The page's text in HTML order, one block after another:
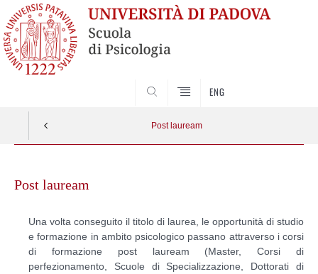
ENG
Post lauream
contentPost lauream
Una volta conseguito il titolo di laurea, le opportunità di studio
e formazione in ambito psicologico passano attraverso i corsi
di formazione post lauream (Master, Corsi di
perfezionamento, Scuole di Specializzazione, Dottorati di